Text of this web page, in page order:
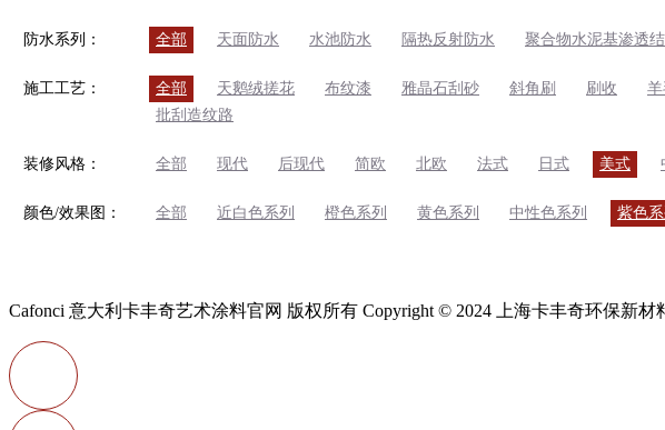
防水系列： 全部 天面防水 水池防水 隔热反射防水 聚合物水泥基渗透
施工工艺： 全部 天鹅绒搓花 布纹漆 雅晶石刮砂 斜角刷 刷收
批刮造纹路
装修风格： 全部 现代 后现代 简欧 北欧 法式 日式 美式
颜色/效果图： 全部 近白色系列 橙色系列 黄色系列 中性色系列 紫色系
Cafonci 意大利卡丰奇艺术涂料官网 版权所有 Copyright © 2024 上海卡丰奇环保新材